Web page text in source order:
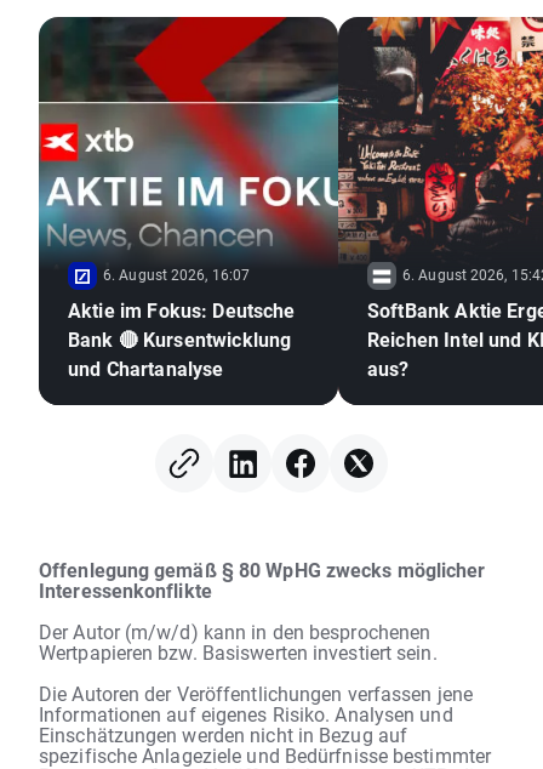
6. August 2026, 16:07
Aktie im Fokus: Deutsche
Bank 🔴 Kursentwicklung
und Chartanalyse
6. August 2026,
SoftBank Aktie
Reichen Intel und
aus?
Offenlegung gemäß § 80 WpHG zwecks möglicher
Interessenkonflikte
Der Autor (m/w/d) kann in den besprochenen
Wertpapieren bzw. Basiswerten investiert sein.
Die Autoren der Veröffentlichungen verfassen jene
Informationen auf eigenes Risiko. Analysen und
Einschätzungen werden nicht in Bezug auf
spezifische Anlageziele und Bedürfnisse bestimmter